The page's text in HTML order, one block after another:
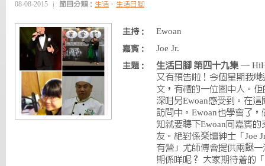
08-08-2015 節目分類： 生活 、 生活日腳
主持： Ewoan
嘉賓： Joe Jr.
主題： 生活日腳 第四十九集 —
又有預告啦！今個星期我
文，有禮的一位圈中人。
深咁另Ewoan感受到。在
訪問中。Ewoan也學會了
知就要聼下Ewoan同嘉賓
友。絕對係楽壇紳士「Joe
有營」尤師傅會提供兩餸
期係咩呢？ 大家期待着的